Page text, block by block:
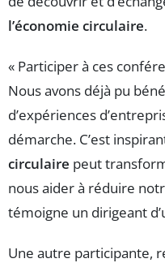
l’économie circulaire.
« Participer à ces
Nous avons déjà pu
d’expériences
démarche. C’est
circulaire peut
nous aider à réduire
témoigne un dirigeant
Une autre participante,